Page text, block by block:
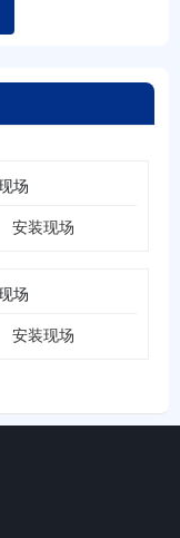
安装现场
安装现场